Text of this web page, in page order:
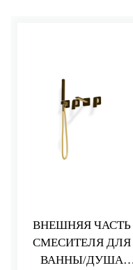
ВНЕШНЯЯ ЧАСТЬ
СМЕСИТЕЛЯ ДЛЯ
ВАННЫ/ДУША